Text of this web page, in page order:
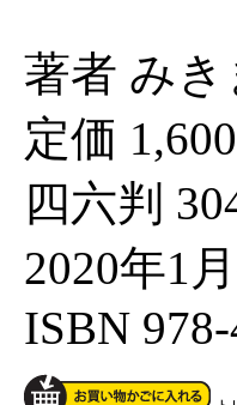
著者 み
定価
四六判
2020年1
ISBN